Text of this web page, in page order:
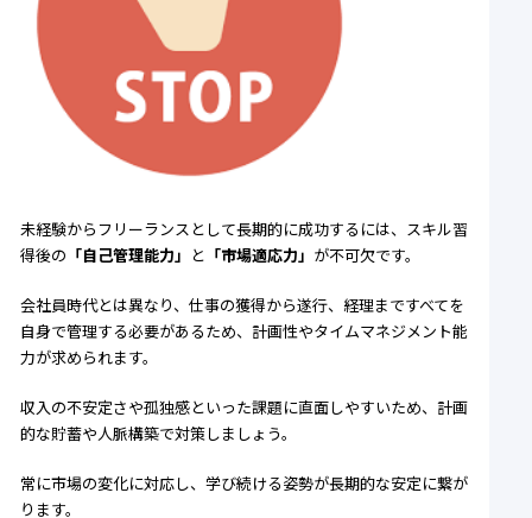
未経験からフリーランスとして長期的に成功するには、スキル習
得後の 「自己管理能力」 と 「市場適応力」 が不可欠です。
会社員時代とは異なり、仕事の獲得から遂行、経理まですべてを
自身で管理する必要があるため、計画性やタイムマネジメント能
力が求められます。
収入の不安定さや孤独感といった課題に直面しやすいため、計画
的な貯蓄や人脈構築で対策しましょう。
常に市場の変化に対応し、学び続ける姿勢が長期的な安定に繋が
ります。